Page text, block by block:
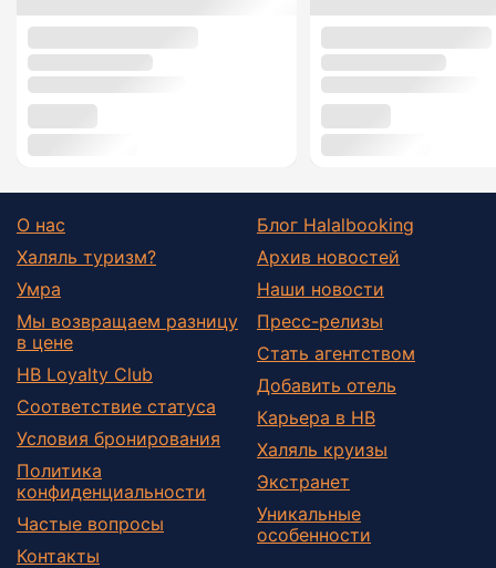
О нас
Халяль туризм?
Умра
Мы возвращаем разницу
в цене
HB Loyalty Club
Соответствие статуса
Условия бронирования
Политика
конфиденциальности
Частые вопросы
Контакты
Блог Halalbooking
Архив новостей
Наши новости
Пресс-релизы
Стать агентством
Добавить отель
Карьера в HB
Халяль круизы
Экстранет
Уникальные
особенности